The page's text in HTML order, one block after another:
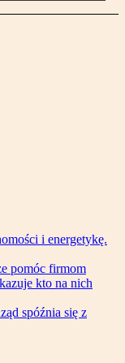
i energetykę.
pomóc firmom
kto na nich
spóźnia się z